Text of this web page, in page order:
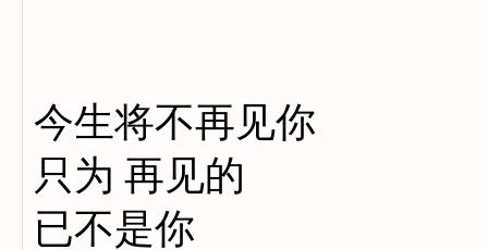
今生将不再见你
只为 再见的
已不是你